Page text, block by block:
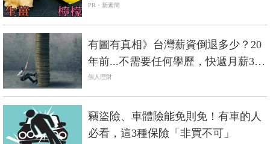
PR・新素簡
有圖有真相》台灣薪資倒退多少？20
年前...不需要任何學歷，快遞月薪3萬
5、瓦斯5萬
個人理財
竊盜險、車體險能免則免！有車的人
必看，這3種保險「非買不可」